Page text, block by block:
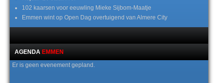
102 kaarsen voor eeuwling Mieke Sijbom-Maatje
Emmen wint op Open Dag overtuigend van Almere City
AGENDA EMMEN
Er is geen evenement gepland.